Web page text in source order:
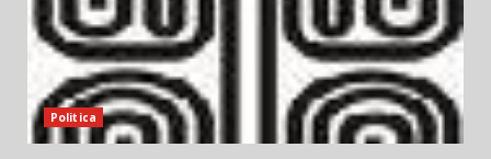
Politica